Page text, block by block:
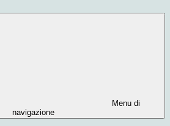
Menu di
navigazione